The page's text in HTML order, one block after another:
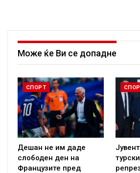
Може ќе Ви се допадне
СПОРТ
Дешан не им даде
слободен ден на
Французите пред